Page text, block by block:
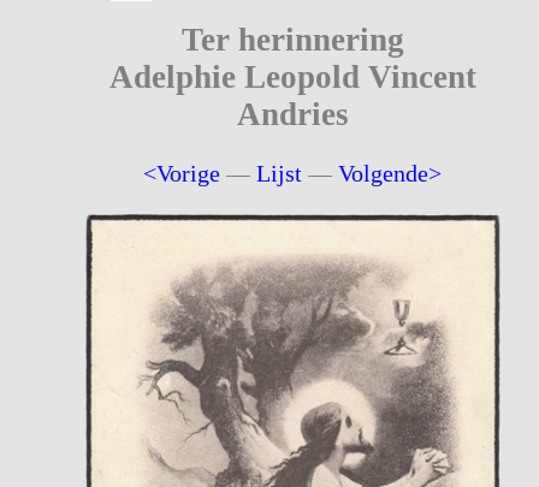
Ter herinnering
Adelphie Leopold Vincent
Andries
<Vorige —Lijst —Volgende>